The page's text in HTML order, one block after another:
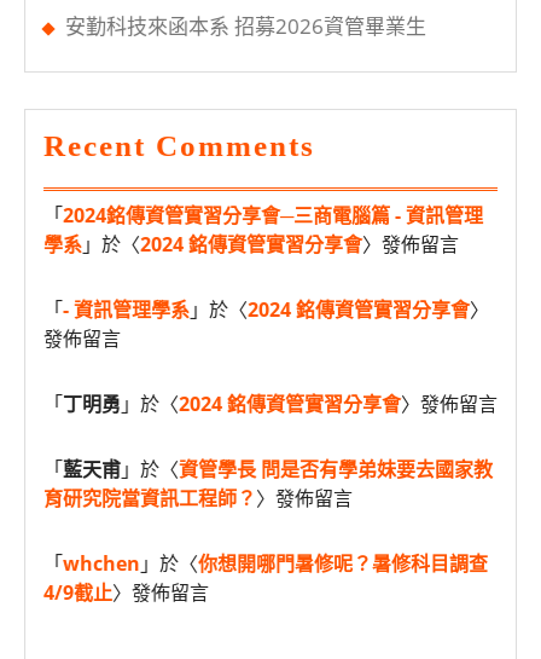
安勤科技來函本系 招募2026資管畢業生
Recent Comments
「2024銘傳資管實習分享會─三商電腦篇 - 資訊管理
學系」於〈2024 銘傳資管實習分享會〉發佈留言
「- 資訊管理學系」於〈2024 銘傳資管實習分享會〉
發佈留言
「丁明勇 」於〈2024 銘傳資管實習分享會〉發佈留言
「藍天甫」於〈資管學長 問是否有學弟妹要去國家教
育研究院當資訊工程師？〉發佈留言
「whchen 」於〈你想開哪門暑修呢？暑修科目調查
4/9截止〉發佈留言